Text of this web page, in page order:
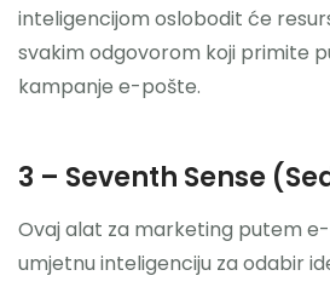
inteligencijom oslobodit će
svakim odgovorom koji primite
kampanje e-pošte.
3 – Seventh Sense
Ovaj alat za marketing putem
umjetnu inteligenciju za odabir